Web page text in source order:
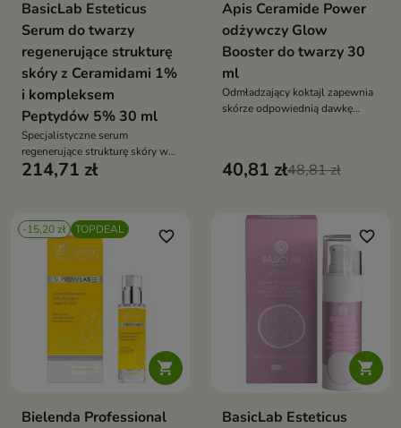
BasicLab Esteticus
Serum do twarzy
regenerujące strukturę
skóry z Ceramidami 1%
i kompleksem
Peptydów 5% 30 ml
Specjalistyczne serum
regenerujące strukturę skóry w
postaci bogatej mlecznej emulsji
214,71 zł
Apis Ceramide Power
odżywczy Glow
Booster do twarzy 30
ml
Odmładzający koktajl zapewnia
skórze odpowiednią dawkę
40,81 zł48,81 zł
-15,20 zł TOPDEAL

favorite_border
Bielenda Professional

favorite_border
BasicLab Esteticus